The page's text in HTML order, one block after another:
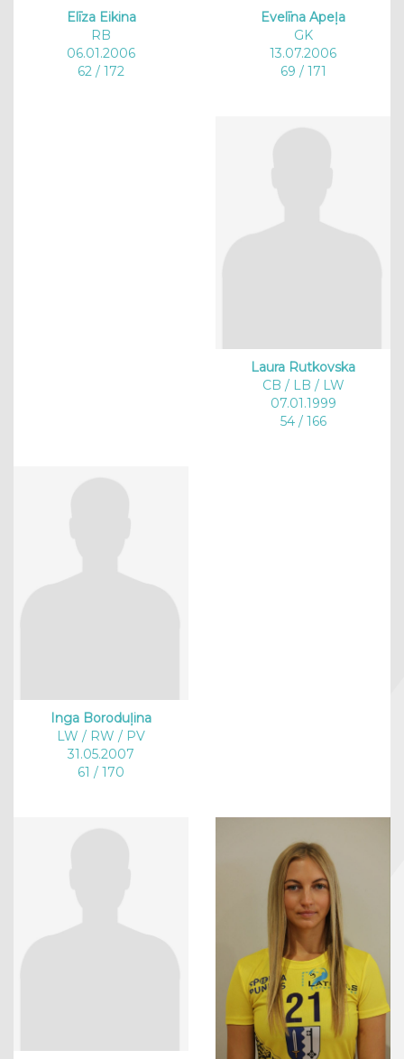
Elīza Eikina
RB
06.01.2006
62 / 172
Evelīna Apeļa
GK
13.07.2006
69 / 171
Laura Rutkovska
CB / LB / LW
07.01.1999
54 / 166
Inga Boroduļina
LW / RW / PV
31.05.2007
61 / 170